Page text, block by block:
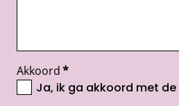
Akkoord*
Ja, ik ga akkoord met de